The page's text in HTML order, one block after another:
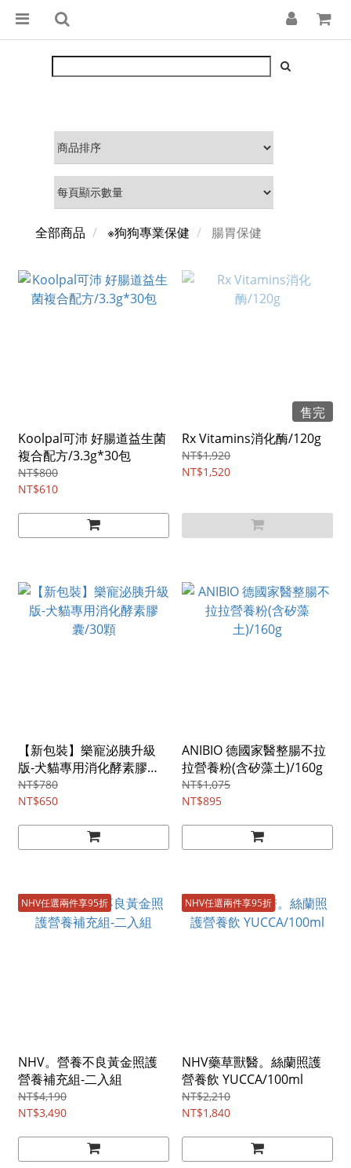
全部商品 ※狗狗專業保健 腸胃保健
Koolpal可沛 好腸道益生菌
複合配方/3.3g*30包
NT$800
NT$610
售完
Rx Vitamins消化酶/120g
NT$1,920
NT$1,520
【新包裝】樂寵泌胰升級
版-犬貓專用消化酵素膠
囊/30顆
NT$780
NT$650
ANIBIO 德國家醫整腸不拉
拉營養粉(含矽藻土)/160g
NT$1,075
NT$895
NHV任選兩件享95折
NHV。營養不良黃金照護
營養補充組-二入組
NT$4,190
NT$3,490
NHV任選兩件享95折
NHV藥草獸醫。絲蘭照護
營養飲 YUCCA/100ml
NT$2,210
NT$1,840